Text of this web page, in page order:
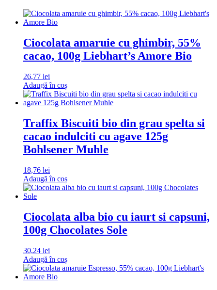
Ciocolata amaruie cu ghimbir, 55%
cacao, 100g Liebhart’s Amore Bio
26,77 lei
Adaugă în coș
Traffix Biscuiti bio din grau spelta si
cacao indulciti cu agave 125g
Bohlsener Muhle
18,76 lei
Adaugă în coș
Ciocolata alba bio cu iaurt si capsuni,
100g Chocolates Sole
30,24 lei
Adaugă în coș